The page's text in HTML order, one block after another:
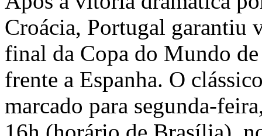
Croácia, Portugal garantiu
final da Copa do Mundo
frente a Espanha. O
marcado para segunda-